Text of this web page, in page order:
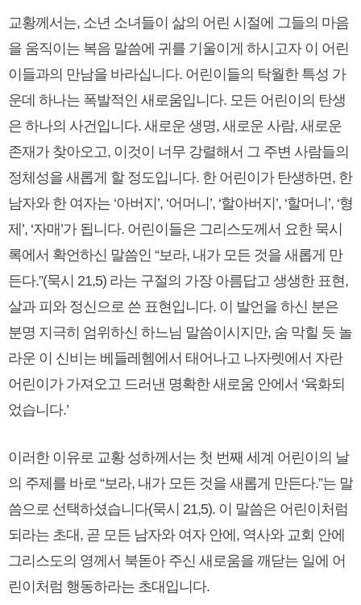
교황께서는, 소년 소녀들이 삶의 어린 시절에 그들의 마음
을 움직이는 복음 말씀에 귀를 기울이게 하시고자 이 어린
이들과의 만남을 바라십니다. 어린이들의 탁월한 특성 가
운데 하나는 폭발적인 새로움입니다. 모든 어린이의 탄생
은 하나의 사건입니다. 새로운 생명, 새로운 사람, 새로운
존재가 찾아오고, 이것이 너무 강렬해서 그 주변 사람들의
정체성을 새롭게 할 정도입니다. 한 어린이가 탄생하면, 한
남자와 한 여자는 ‘아버지’, ‘어머니’, ‘할아버지’, ‘할머니’, ‘형
제’, ‘자매’가 됩니다. 어린이들은 그리스도께서 요한 묵시
록에서 확언하신 말씀인 “보라, 내가 모든 것을 새롭게 만
든다.”(묵시 21,5) 라는 구절의 가장 아름답고 생생한 표현,
살과 피와 정신으로 쓴 표현입니다. 이 발언을 하신 분은
분명 지극히 엄위하신 하느님 말씀이시지만, 숨 막힐 듯 놀
라운 이 신비는 베들레헴에서 태어나고 나자렛에서 자란
어린이가 가져오고 드러낸 명확한 새로움 안에서 ‘육화되
었습니다.’
이러한 이유로 교황 성하께서는 첫 번째 세계 어린이의 날
의 주제를 바로 “보라, 내가 모든 것을 새롭게 만든다.”는 말
씀으로 선택하셨습니다(묵시 21,5). 이 말씀은 어린이처럼
되라는 초대, 곧 모든 남자와 여자 안에, 역사와 교회 안에
그리스도의 영께서 북돋아 주신 새로움을 깨닫는 일에 어
린이처럼 행동하라는 초대입니다.